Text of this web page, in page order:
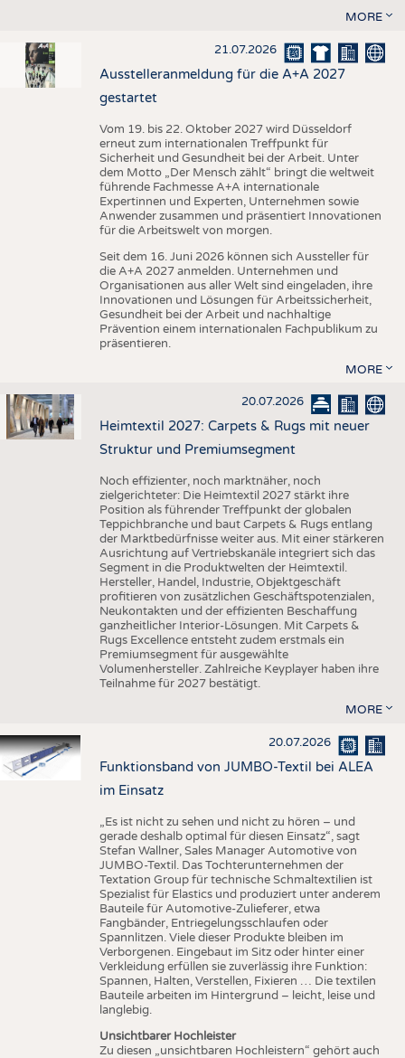
MORE
21.07.2026
Ausstelleranmeldung für die A+A 2027
gestartet
Vom 19. bis 22. Oktober 2027 wird Düsseldorf
erneut zum internationalen Treffpunkt für
Sicherheit und Gesundheit bei der Arbeit. Unter
dem Motto „Der Mensch zählt“ bringt die weltweit
führende Fachmesse A+A internationale
Expertinnen und Experten, Unternehmen sowie
Anwender zusammen und präsentiert Innovationen
für die Arbeitswelt von morgen.
Seit dem 16. Juni 2026 können sich Aussteller für
die A+A 2027 anmelden. Unternehmen und
Organisationen aus aller Welt sind eingeladen, ihre
Innovationen und Lösungen für Arbeitssicherheit,
Gesundheit bei der Arbeit und nachhaltige
Prävention einem internationalen Fachpublikum zu
präsentieren.
MORE
20.07.2026
Heimtextil 2027: Carpets & Rugs mit neuer
Struktur und Premiumsegment
Noch effizienter, noch marktnäher, noch
zielgerichteter: Die Heimtextil 2027 stärkt ihre
Position als führender Treffpunkt der globalen
Teppichbranche und baut Carpets & Rugs entlang
der Marktbedürfnisse weiter aus. Mit einer stärkeren
Ausrichtung auf Vertriebskanäle integriert sich das
Segment in die Produktwelten der Heimtextil.
Hersteller, Handel, Industrie, Objektgeschäft
profitieren von zusätzlichen Geschäftspotenzialen,
Neukontakten und der effizienten Beschaffung
ganzheitlicher Interior-Lösungen. Mit Carpets &
Rugs Excellence entsteht zudem erstmals ein
Premiumsegment für ausgewählte
Volumenhersteller. Zahlreiche Keyplayer haben ihre
Teilnahme für 2027 bestätigt.
MORE
20.07.2026
Funktionsband von JUMBO-Textil bei ALEA
im Einsatz
„Es ist nicht zu sehen und nicht zu hören – und
gerade deshalb optimal für diesen Einsatz“, sagt
Stefan Wallner, Sales Manager Automotive von
JUMBO-Textil. Das Tochterunternehmen der
Textation Group für technische Schmaltextilien ist
Spezialist für Elastics und produziert unter anderem
Bauteile für Automotive-Zulieferer, etwa
Fangbänder, Entriegelungsschlaufen oder
Spannlitzen. Viele dieser Produkte bleiben im
Verborgenen. Eingebaut im Sitz oder hinter einer
Verkleidung erfüllen sie zuverlässig ihre Funktion:
Spannen, Halten, Verstellen, Fixieren … Die textilen
Bauteile arbeiten im Hintergrund – leicht, leise und
langlebig.
Unsichtbarer Hochleister
Zu diesen „unsichtbaren Hochleistern“ gehört auch